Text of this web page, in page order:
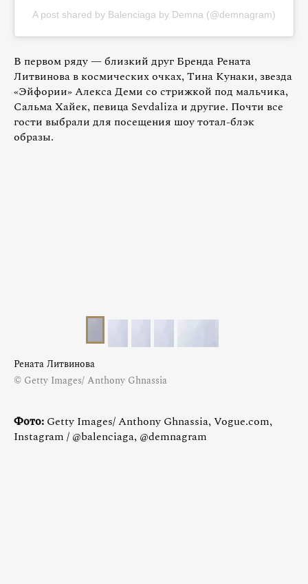
A post shared by Balenciaga by Demna (@demnagram)
В первом ряду — близкий друг Бренда Рената
Литвинова в космических очках, Тина Кунаки, звезда
«Эйфории» Алекса Деми со стрижкой под мальчика,
Сальма Хайек, певица Sevdaliza и другие. Почти все
гости выбрали для посещения шоу тотал-блэк
образы.
Рената Литвинова
© Getty Images/ Anthony Ghnassia
Фото: Getty Images/ Anthony Ghnassia, Vogue.com,
Instagram / @balenciaga, @demnagram